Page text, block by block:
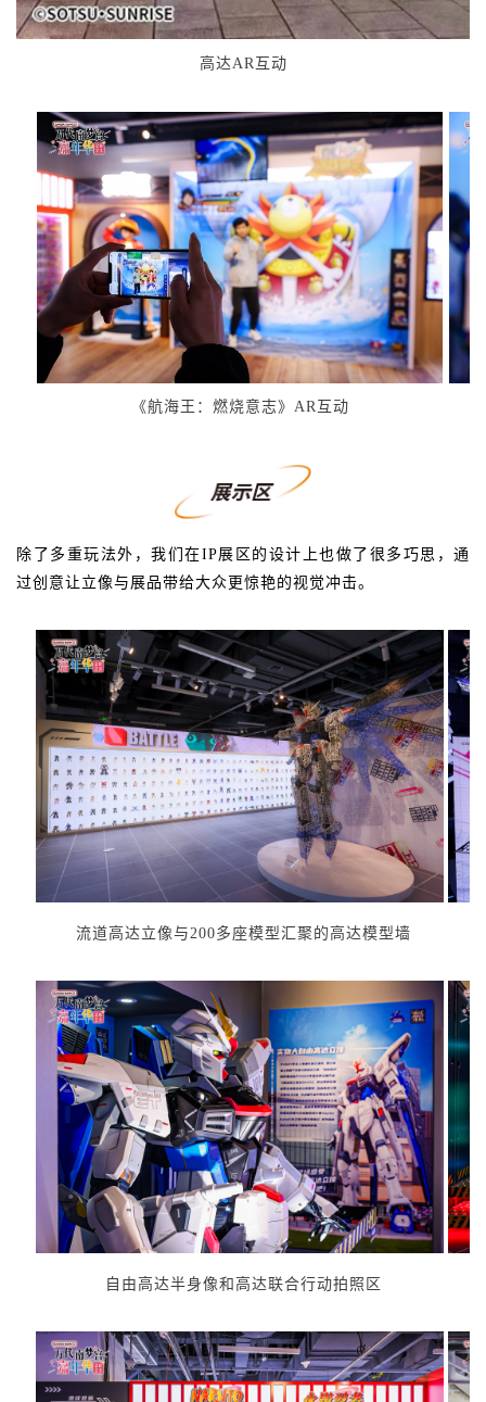
高达AR互动
《航海王：燃烧意志》AR互动
除了多重玩法外，我们在IP展区的设计上也做了很多巧思，通
过创意让立像与展品带给大众更惊艳的视觉冲击。
流道高达立像与200多座模型汇聚的高达模型墙
自由高达半身像和高达联合行动拍照区